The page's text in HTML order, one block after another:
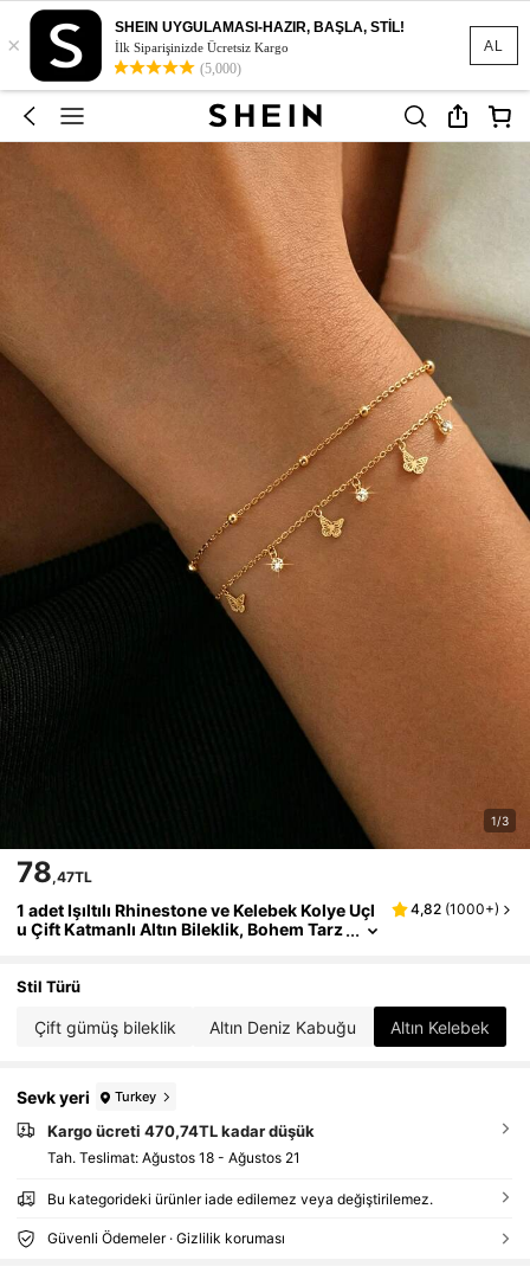
AL
×
SHEIN UYGULAMASI-HAZIR, BAŞLA, STİL!
İlk Siparişinizde Ücretsiz Kargo
(5,000)
1/3
78,47TL
1 adet Işıltılı Rhinestone ve Kelebek Kolye Uçl
u Çift Katmanlı Altın Bileklik, Bohem Tarz
kısı Bileklik, Kadınların Günlük Kullanımına U
ygun, Minimalist Tarz Altın Çift Katmanlı Bile
klik, İyi Arkadaşlar ve Anneler İçin Şanslı Hed
iyeler
4,82 (1000+)
Stil Türü
Çift gümüş bileklik Altın Deniz Kabuğu Altın Kelebek
Sevk yeri Turkey
Kargo ücreti 470,74TL kadar düşük
Tah. Teslimat: Ağustos 18 - Ağustos 21
Bu kategorideki ürünler iade edilemez veya değiştirilemez.
Güvenli Ödemeler · Gizlilik koruması